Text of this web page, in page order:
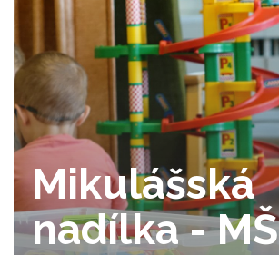
Mikulášská
nadílka - MŠ